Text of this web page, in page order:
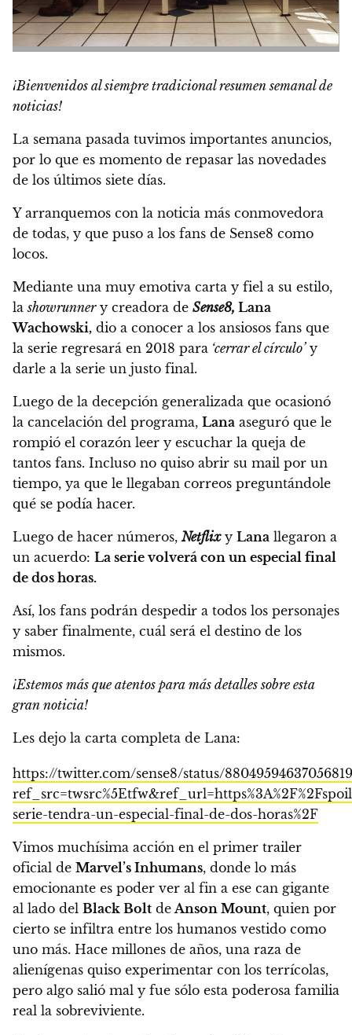
¡Bienvenidos al siempre tradicional resumen semanal de
noticias!
La semana pasada tuvimos importantes anuncios,
por lo que es momento de repasar las novedades
de los últimos siete días.
Y arranquemos con la noticia más conmovedora
de todas, y que puso a los fans de Sense8 como
locos.
Mediante una muy emotiva carta y fiel a su estilo,
lashowrunnery creadora de Sense8, Lana
Wachowski, dio a conocer a los ansiosos fans que
la serie regresará en 2018 para ‘cerrar el círculo’y
darle a la serie un justo final.
Luego de la decepción generalizada que ocasionó
la cancelación del programa, Lana aseguró que le
rompió el corazón leer y escuchar la queja de
tantos fans. Incluso no quiso abrir su mail por un
tiempo, ya que le llegaban correos preguntándole
qué se podía hacer.
Luego de hacer números,Netflixy Lana llegaron a
un acuerdo: La serie volverá con un especial final
de dos horas.
Así, los fans podrán despedir a todos los personajes
y saber finalmente, cuál será el destino de los
mismos.
¡Estemos más que atentos para más detalles sobre esta
gran noticia!
Les dejo la carta completa de Lana:
https://twitter.com/sense8/status/
serie-tendra-un-especial-final-de-dos-horas%2F
Vimos muchísima acción en el primer trailer
oficial de Marvel’s Inhumans, donde lo más
emocionante es poder ver al fin a ese can gigante
al lado del Black Bolt deAnson Mount, quien por
cierto se infiltra entre los humanos vestido como
uno más. Hace millones de años, una raza de
alienígenas quiso experimentar con los terrícolas,
pero algo salió mal y fue sólo esta poderosa familia
real la sobreviviente.